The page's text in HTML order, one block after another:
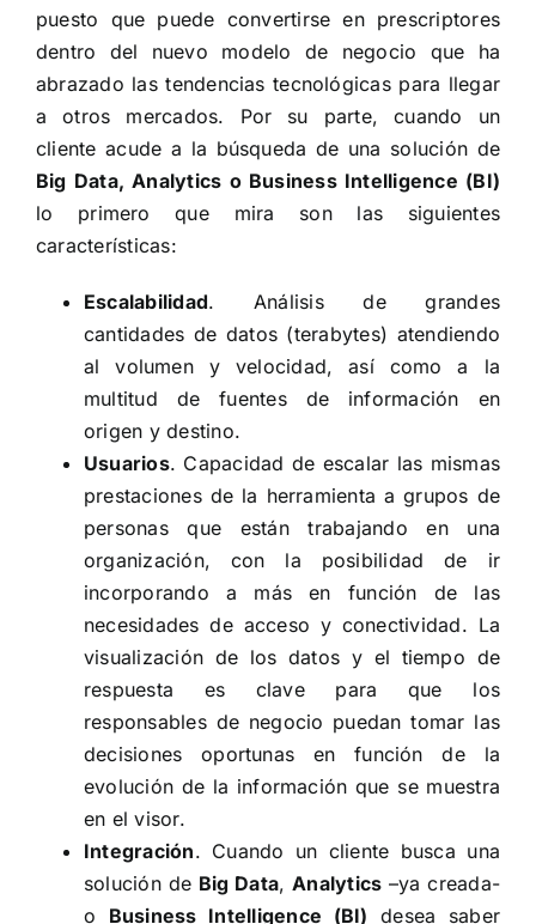
puesto que puede convertirse en prescriptores
dentro del nuevo modelo de negocio que ha
abrazado las tendencias tecnológicas para llegar
a otros mercados. Por su parte, cuando un
cliente acude a la búsqueda de una solución de
Big Data, Analytics o Business Intelligence (BI)
lo primero que mira son las siguientes
características:
Escalabilidad. Análisis de grandes
cantidades de datos (terabytes) atendiendo
al volumen y velocidad, así como a la
multitud de fuentes de información en
origen y destino.
Usuarios. Capacidad de escalar las mismas
prestaciones de la herramienta a grupos de
personas que están trabajando en una
organización, con la posibilidad de ir
incorporando a más en función de las
necesidades de acceso y conectividad. La
visualización de los datos y el tiempo de
respuesta es clave para que los
responsables de negocio puedan tomar las
decisiones oportunas en función de la
evolución de la información que se muestra
en el visor.
Integración. Cuando un cliente busca una
solución de Big Data,Analytics –ya creada-
o Business Intelligence (BI) desea saber